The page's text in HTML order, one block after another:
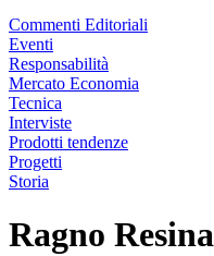
Commenti Editoriali
Eventi
Responsabilità
Mercato Economia
Tecnica
Interviste
Prodotti tendenze
Progetti
Storia
Ragno Resina